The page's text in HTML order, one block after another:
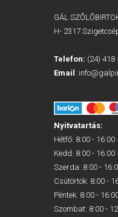
GÁL
H- 2317
Telefon: (24) 418
Email :
Nyitvatartás:
Hétfő: 8:00 - 16:00
Kedd: 8:00 - 16:00
Szerda: 8:00 -
Csütörtök: 8:00 -
Péntek: 8:00 -
Szombat: 8:00 -